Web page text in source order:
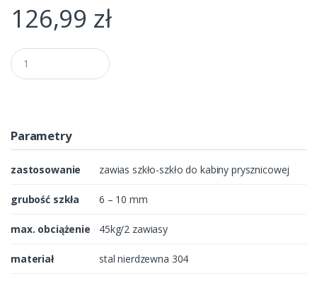
126,99 zł
Q
u
a
t
yParametry
zastosowanie zawias szkło-szkło do kabiny prysznicowej
grubość szkła 6 – 10 mm
max. obciążenie 45kg/2 zawiasy
materiał stal nierdzewna 304